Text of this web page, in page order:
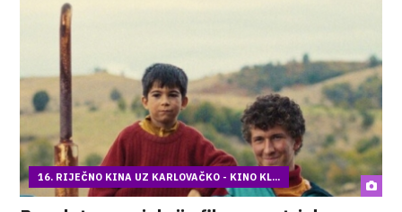
16. RIJEČNO KINA UZ KARLOVAČKO - KINO KL...